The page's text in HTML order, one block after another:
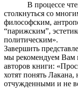
В процессе
столкнуться со
философским,
“парижским”,
политическим».
Завершить
мы рекомендуем Вам
авторов книги:
хотят понять
отчужденными и не